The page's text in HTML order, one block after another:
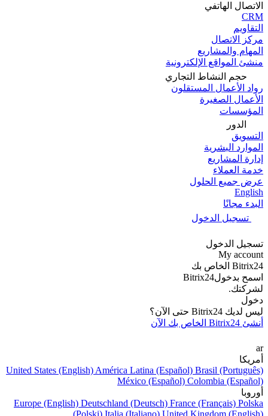
الاتصال الهاتفي
CRM
التقاويم
مركز الاتصال
المهام والمشاريع
منشئ المواقع الإلكترونية
حجم النشاط التجاري
رواد الأعمال المستقلون
الأعمال الصغيرة
المؤسسات
الدور
التسويق
الموارد البشرية
إدارة المشاريع
خدمة العملاء
عرض جميع الحلول
English
البدء مجانًا
تسجيل الدخول
تسجيل الدخول
My account
Bitrix24 الخاص بك
اسمح بدخولBitrix24
لشركتك.
دخول
ليس لديك Bitrix24 حتى الآن؟
أنشئ Bitrix24 الخاص بك الآن
ar
أمريكا
United States (English) América Latina (Español) Brasil (Português)
México (Español) Colombia (Español)
أوروبا
Europe (English) Deutschland (Deutsch) France (Français) Polska
(Polski) Italia (Italiano) United Kingdom (English)